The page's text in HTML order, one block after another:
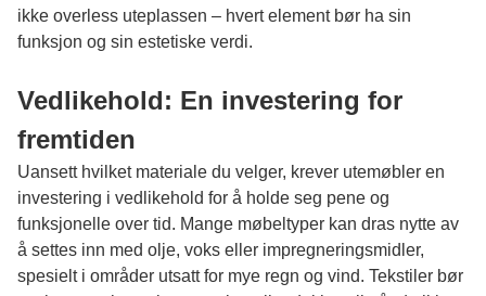
ikke overless uteplassen – hvert element bør ha sin
funksjon og sin estetiske verdi.
Vedlikehold: En investering for
fremtiden
Uansett hvilket materiale du velger, krever utemøbler en
investering i vedlikehold for å holde seg pene og
funksjonelle over tid. Mange møbeltyper kan dras nytte av
å settes inn med olje, voks eller impregneringsmidler,
spesielt i områder utsatt for mye regn og vind. Tekstiler bør